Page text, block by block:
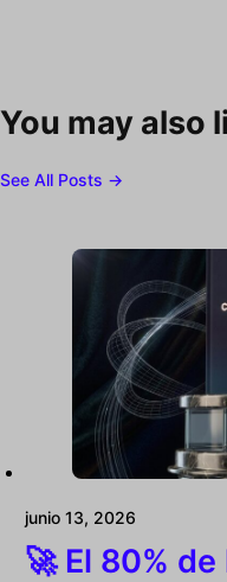
You may also
See All Posts →
junio 13, 2026
🚀 El 80%